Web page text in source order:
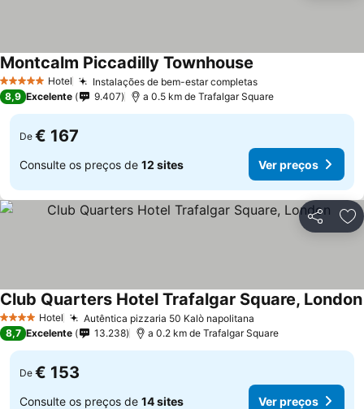
5 Estrelas Hotel Instalações de bem-estar completasVer preços
Montcalm Piccadilly Townhouse
8,9 Excelente 9.407 a 0.5 km de Trafalgar Square
De € 167
Consulte os preços de 12 sites Ver preços
Partilhar
4 EstrelasHotel Autêntica pizzaria 50 Kalò napolitana
Club Quarters Hotel Trafalgar Square, London
8,7 Excelente 13.238 a 0.2 km de Trafalgar Square
De € 153
Consulte os preços de 14 sites Ver preços